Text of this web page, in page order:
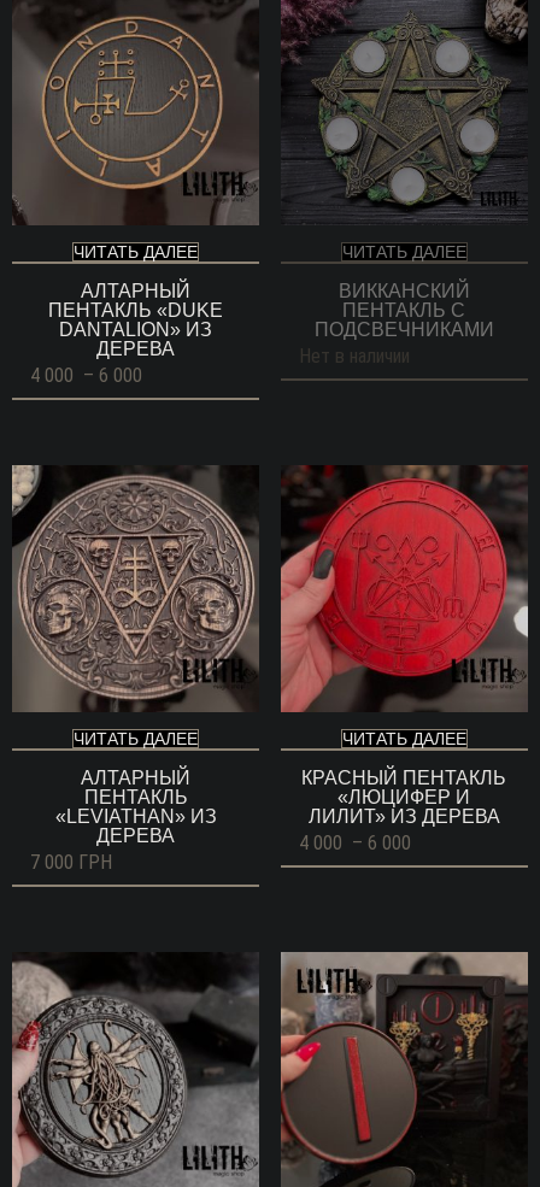
ЧИТАТЬ ДАЛЕЕ
АЛТАРНЫЙ
ПЕНТАКЛЬ «DUKE
DANTALION» ИЗ
ДЕРЕВА
4 000 – 6 000
цен:
6
000 ГРН
ЧИТАТЬ ДАЛЕЕ
ВИККАНСКИЙ
ПЕНТАКЛЬ С
ПОДСВЕЧНИКАМИ
Нет в наличии
ЧИТАТЬ ДАЛЕЕ
АЛТАРНЫЙ
ПЕНТАКЛЬ
«LEVIATHAN» ИЗ
ДЕРЕВА
7 000 ГРН
ЧИТАТЬ ДАЛЕЕ
КРАСНЫЙ ПЕНТАКЛЬ
«ЛЮЦИФЕР И
ЛИЛИТ» ИЗ ДЕРЕВА
4 000 – 6 000
цен:
000 ГРН